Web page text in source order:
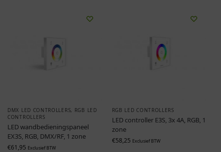
DMX LED CONTROLLERS, RGB LED
CONTROLLERS
LED wandbedieningspaneel
EX3S, RGB, DMX/RF, 1 zone
€61,95 Exclusief BTW
RGB LED CONTROLLERS
LED controller E3S, 3x 4A, RGB, 1
zone
€58,25 Exclusief BTW